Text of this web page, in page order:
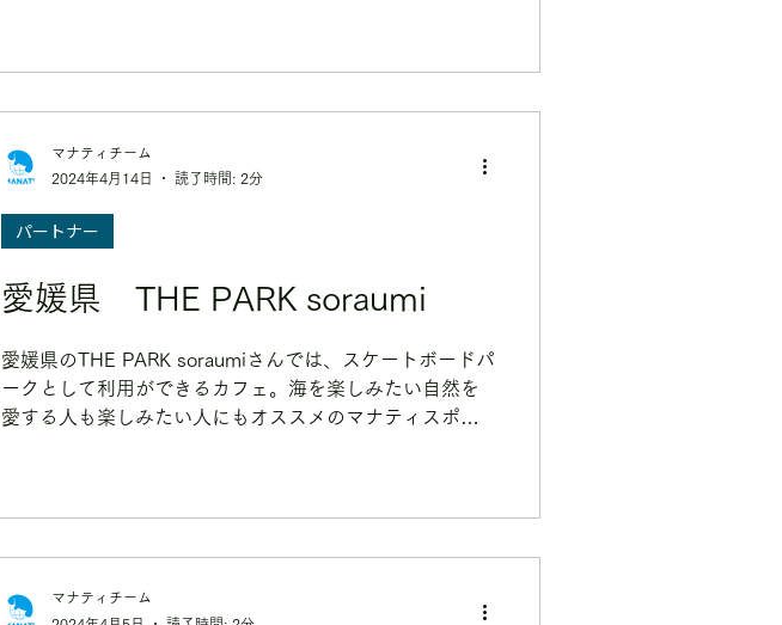
愛媛県 THE PARK soraumi
愛媛県のTHE PARK soraumiさんでは、スケートボードパ
ークとして利用ができるカフェ。海を楽しみたい自然を
愛する人も楽しみたい人にもオススメのマナティスポッ
パートナー
マナティチーム
2024年4月14日
読了時間: 2分
マナティチーム